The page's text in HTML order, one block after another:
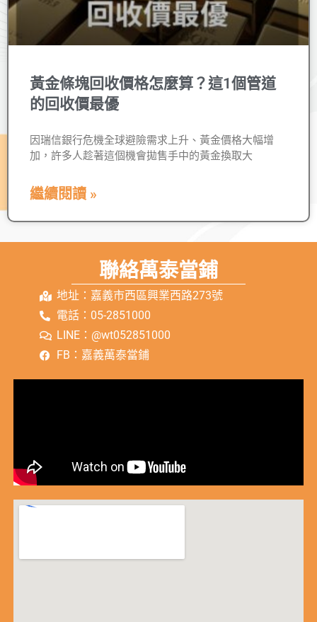
黃金條塊回收價格怎麼算？這1個管道
的回收價最優
因瑞信銀行危機全球避險需求上升、黃金價格大幅增
加，許多人趁著這個機會拋售手中的黃金換取大
繼續閱讀 »
聯絡萬泰當鋪
地址：嘉義市西區興業西路273號
電話：05-2851000
LINE：@wt052851000
FB：嘉義萬泰當鋪